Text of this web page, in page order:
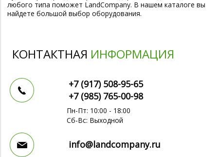
любого типа поможет LandCompany. В нашем каталоге вы
найдете большой выбор оборудования.
КОНТАКТНАЯ ИНФОРМАЦИЯ
+7 (917) 508-95-65
+7 (985) 765-00-98
Пн-Пт: 10:00 - 18:00
Сб-Вс: Выходной
info@landcompany.ru